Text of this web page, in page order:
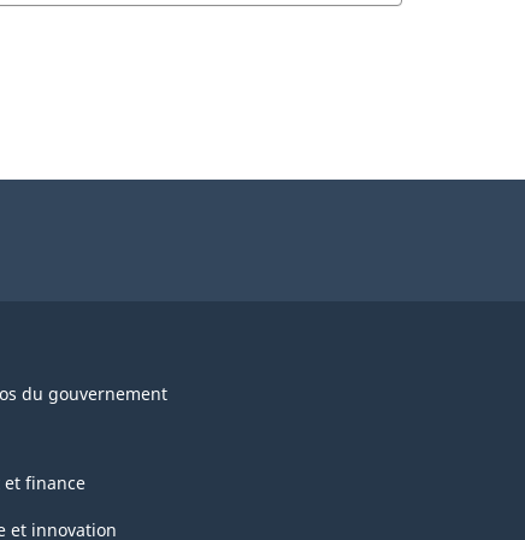
du gouvernement
finance
et innovation